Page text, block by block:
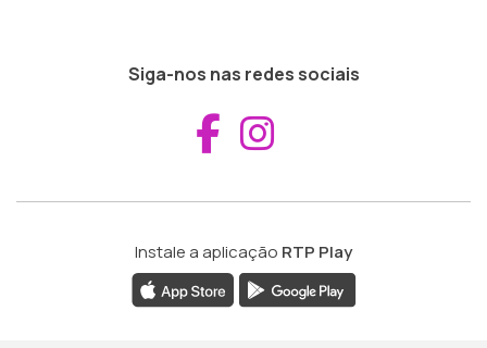
Siga-nos nas redes sociais
Aceder ao
Instale a aplicação RTP Play